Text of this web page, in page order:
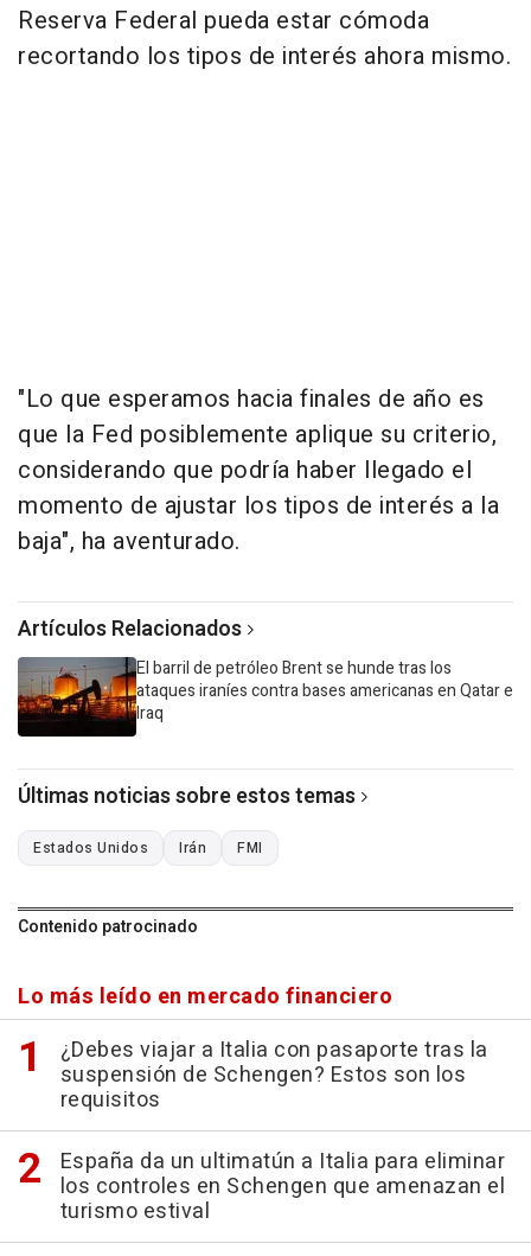
Reserva Federal pueda estar cómoda
recortando los tipos de interés ahora mismo.
"Lo que esperamos hacia finales de año es
que la Fed posiblemente aplique su criterio,
considerando que podría haber llegado el
momento de ajustar los tipos de interés a la
baja", ha aventurado.
Artículos Relacionados
El barril de petróleo Brent se hunde tras los
ataques iraníes contra bases americanas en Qatar e
Iraq
Últimas noticias sobre estos temas
Estados Unidos Irán FMI
Contenido patrocinado
Lo más leído en mercado financiero
¿Debes viajar a Italia con pasaporte tras la
suspensión de Schengen? Estos son los
requisitos
España da un ultimatún a Italia para eliminar
los controles en Schengen que amenazan el
turismo estival